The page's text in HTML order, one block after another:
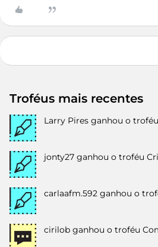
Troféus mais recentes
Larry Pires ganhou o
jonty27 ganhou o troféu
carlaafm.592 ganhou o
cirilob ganhou o troféu